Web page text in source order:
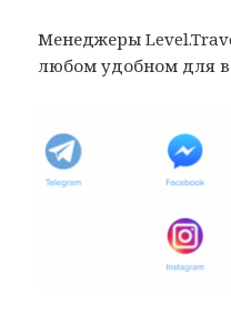
Менеджеры
любом удобном для